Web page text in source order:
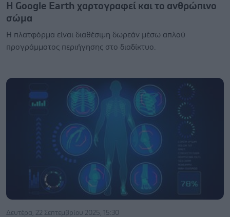
Η Google Earth χαρτογραφεί και το ανθρώπινο
σώμα
Η πλατφόρμα είναι διαθέσιμη δωρεάν μέσω απλού
προγράμματος περιήγησης στο διαδίκτυο.
Δευτέρα, 22 Σεπτεμβρίου 2025, 15:30